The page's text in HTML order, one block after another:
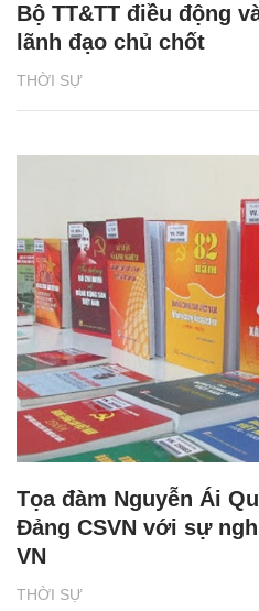
THỜI SỰ
Bộ TT&TT điều động
lãnh đạo chủ chốt
THỜI SỰ
Tọa đàm Nguyễn Ái
Đảng CSVN với sự
VN